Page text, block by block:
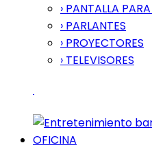
› PANTALLA
› PARLANTES
› PROYECTORES
› TELEVISORES
OFICINA